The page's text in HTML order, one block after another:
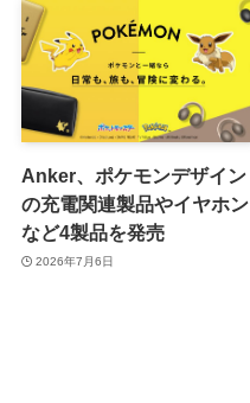
Anker、ポケモンデザイン
の充電関連製品やイヤホン
など4製品を発売
2026年7月6日